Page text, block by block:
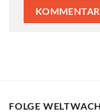
FOLGE